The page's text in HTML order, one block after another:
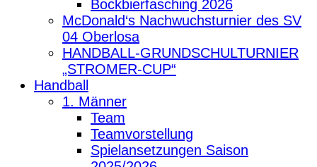
Bockbierfasching 2026
McDonald‘s Nachwuchsturnier des SV
04 Oberlosa
HANDBALL-GRUNDSCHULTURNIER
„STROMER-CUP“
Handball
1. Männer
Team
Teamvorstellung
Spielansetzungen Saison